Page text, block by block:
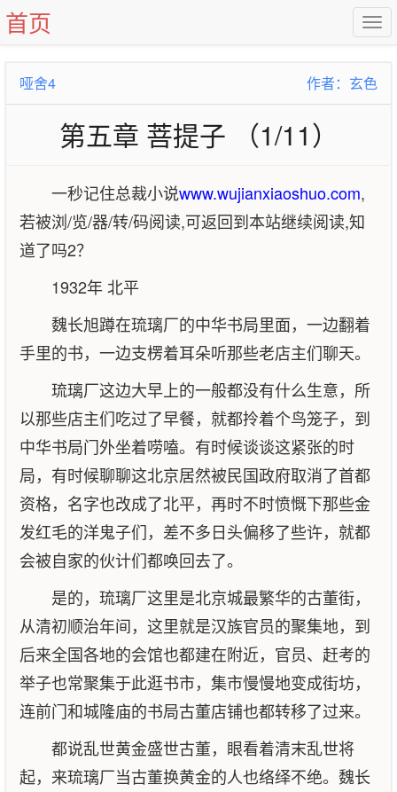
首页
哑舍4 作者：玄色
第五章 菩提子 （1/11）
一秒记住总裁小说www.wujianxiaoshuo.com,
若被浏/览/器/转/码阅读,可返回到本站继续阅读,知
道了吗2？
1932年 北平
魏长旭蹲在琉璃厂的中华书局里面，一边翻着
手里的书，一边支楞着耳朵听那些老店主们聊天。
琉璃厂这边大早上的一般都没有什么生意，所
以那些店主们吃过了早餐，就都拎着个鸟笼子，到
中华书局门外坐着唠嗑。有时候谈谈这紧张的时
局，有时候聊聊这北京居然被民国政府取消了首都
资格，名字也改成了北平，再时不时愤慨下那些金
发红毛的洋鬼子们，差不多日头偏移了些许，就都
会被自家的伙计们都唤回去了。
是的，琉璃厂这里是北京城最繁华的古董街，
从清初顺治年间，这里就是汉族官员的聚集地，到
后来全国各地的会馆也都建在附近，官员、赶考的
举子也常聚集于此逛书市，集市慢慢地变成街坊，
连前门和城隆庙的书局古董店铺也都转移了过来。
都说乱世黄金盛世古董，眼看着清末乱世将
起，来琉璃厂当古董换黄金的人也络绎不绝。魏长